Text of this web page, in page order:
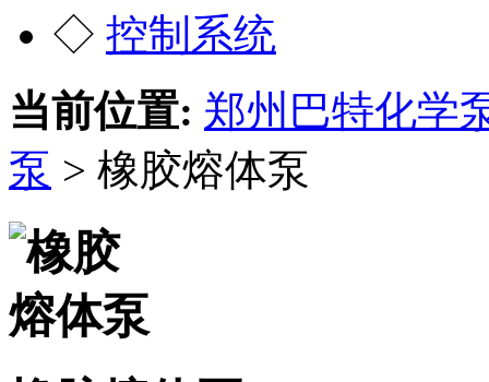
◇ 控制系统
当前位置: 郑州巴特化学
泵 > 橡胶熔体泵